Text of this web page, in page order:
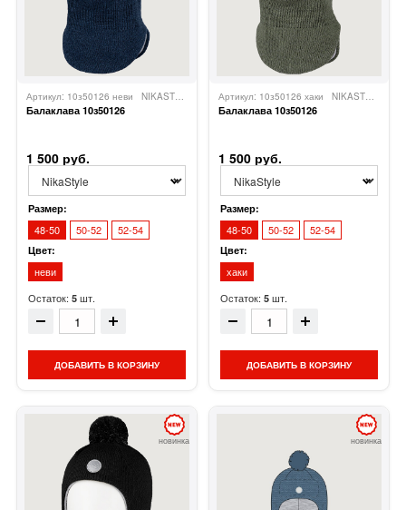
Балаклава 10з50126
Артикул: 10з50126 неви NIKASTYLE
1 500 руб.
Размер:
48-50 50-52 52-54
Цвет:
неви
Остаток: 5 шт.
ДОБАВИТЬ В КОРЗИНУ
Балаклава 10з50126
Артикул: 10з50126 хаки NIKASTYLE
1 500 руб.
Размер:
48-50 50-52 52-54
Цвет:
хаки
Остаток: 5 шт.
ДОБАВИТЬ В КОРЗИНУ
новинка новинка